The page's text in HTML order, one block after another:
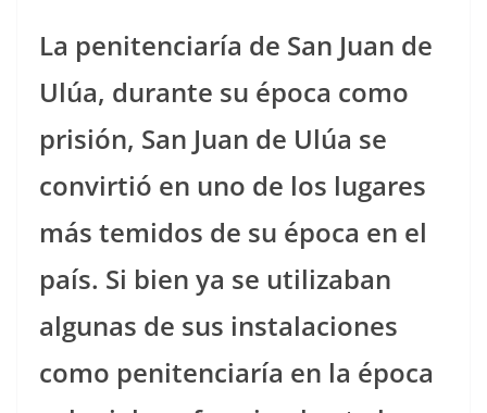
La penitenciaría de San Juan de
Ulúa, durante su época como
prisión, San Juan de Ulúa se
convirtió en uno de los lugares
más temidos de su época en el
país. Si bien ya se utilizaban
algunas de sus instalaciones
como penitenciaría en la época